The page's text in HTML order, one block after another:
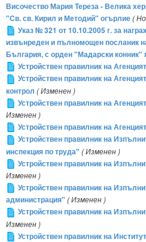
Височество Мария Тереза - Велика
"Св. св. Кирил и Методий" огърлие(
Указ № 321 от 10.10.2005 г. за
извънреден и пълномощен посланик
България, с орден "Мадарски конник"
Устройствен правилник на
Устройствен правилник на
контрол ( Изменен )
Устройствен правилник на
Изменен )
Устройствен правилник на
Устройствен правилник на
инспекция по труда" ( Изменен )
Устройствен правилник на
Изменен )
Устройствен правилник на
администрация" ( Изменен )
Устройствен правилник на
Изменен )
Устройствен правилник на